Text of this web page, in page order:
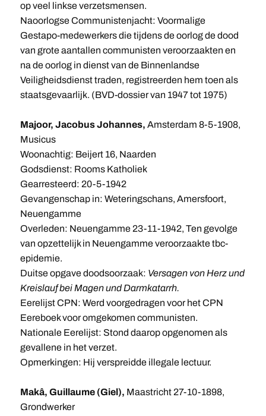
op veel linkse verzetsmensen.
Naoorlogse Communistenjacht: Voormalige
Gestapo-medewerkers die tijdens de oorlog de dood
van grote aantallen communisten veroorzaakten en
na de oorlog in dienst van de Binnenlandse
Veiligheidsdienst traden, registreerden hem toen als
staatsgevaarlijk. (BVD-dossier van 1947 tot 1975)
Majoor, Jacobus Johannes, Amsterdam 8-5-1908,
Musicus
Woonachtig: Beijert 16, Naarden
Godsdienst: Rooms Katholiek
Gearresteerd: 20-5-1942
Gevangenschap in: Weteringschans, Amersfoort,
Neuengamme
Overleden: Neuengamme 23-11-1942, Ten gevolge
van opzettelijk in Neuengamme veroorzaakte tbc-
epidemie.
Duitse opgave doodsoorzaak: Versagen von Herz und
Kreislauf bei Magen und Darmkatarrh.
Eerelijst CPN: Werd voorgedragen voor het CPN
Eereboek voor omgekomen communisten.
Nationale Eerelijst: Stond daarop opgenomen als
gevallene in het verzet.
Opmerkingen: Hij verspreidde illegale lectuur.
Makâ, Guillaume (Giel), Maastricht 27-10-1898,
Grondwerker